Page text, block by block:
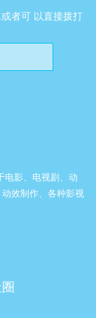
者可 以直接拨打
电影、电视剧、动
效制作、各种影视